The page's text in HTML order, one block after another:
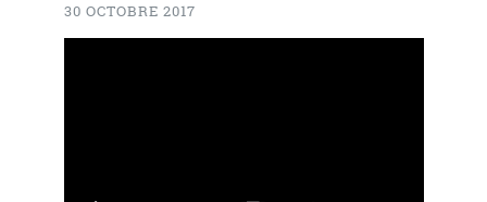
30 OCTOBRE 2017